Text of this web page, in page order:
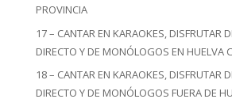
PROVINCIA
17 – CANTAR EN KARAOKES, DISFRUTAR
DIRECTO Y DE MONÓLOGOS EN HUELVA
18 – CANTAR EN KARAOKES, DISFRUTAR
DIRECTO Y DE MONÓLOGOS FUERA DE